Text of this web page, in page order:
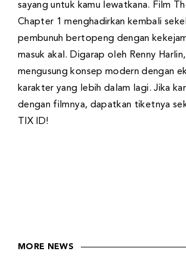
sayang untuk kamu lewatkana. Film
Chapter 1 menghadirkan kembali
pembunuh bertopeng dengan
masuk akal. Digarap oleh Renny
mengusung konsep modern dengan
karakter yang lebih dalam lagi. Jika
dengan filmnya, dapatkan tiketnya
TIX ID!
MORE NEWS